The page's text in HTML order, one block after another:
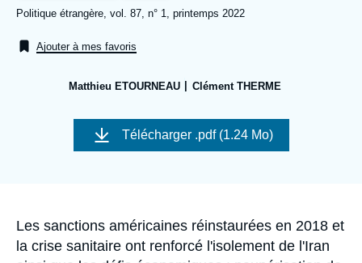
Événements
Se connecter
À propos de l'Ifri
L'Ifri en bref
Recherches fréquentes
de
publication
Références
Politique étrangère, vol. 87, n° 1, printemps 2022
Ajouter à mes favoris
Matthieu ETOURNEAU Clément THERME
Image
couverture
Télécharger .pdf (1.24 Mo)
Accroche
Les sanctions américaines réinstaurées en 2018 et
la crise sanitaire ont renforcé l'isolement de l'Iran